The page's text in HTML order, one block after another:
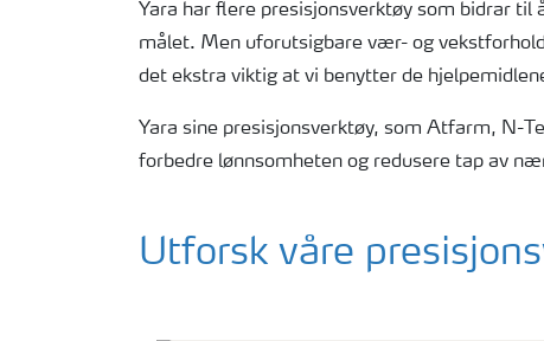
Yara har flere presisjonsverktøy som bidrar
målet. Men uforutsigbare vær- og
det ekstra viktig at vi benytter de
Yara sine presisjonsverktøy, som Atfarm, N-
forbedre lønnsomheten og redusere tap av
Utforsk våre